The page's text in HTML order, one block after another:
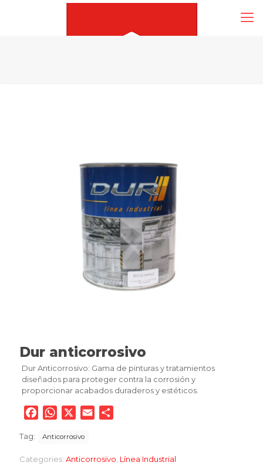
Dur anticorrosivo
Dur Anticorrosivo: Gama de pinturas y tratamientos
diseñados para proteger contra la corrosión y
proporcionar acabados duraderos y estéticos.
Facebook
WhatsAppEmail
Tag: Anticorrosivo
Categories: Anticorrosivo Línea Industrial